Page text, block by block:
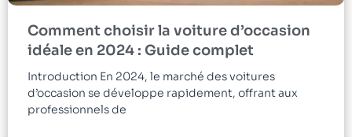
Comment choisir la voiture d’occasion
idéale en 2024 : Guide complet
Introduction En 2024, le marché des voitures
d’occasion se développe rapidement, offrant aux
professionnels de